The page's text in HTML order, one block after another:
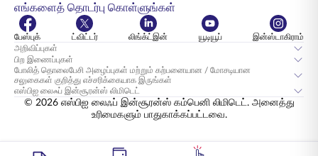
எங்களைத் தொடர்பு கொள்ளுங்கள்
பேஸ்புக் ட்விட்டர் லிங்க்ட்இன் யூடியூப்
இன்ஸ்டாகிராம்
அறிவிப்புகள்
பிற இணைப்புகள்
போலித் தொலைபேசி அழைப்புகள் மற்றும் கற்பனையான / மோசடியான
சலுகைகள் குறித்து எச்சரிக்கையாக இருங்கள்
எஸ்பிஐ லைஃப் இன்சூரன்ஸ் லிமிடெட்
© 2026 எஸ்பிஐ லைஃப் இன்சூரன்ஸ் கம்பெனி லிமிடெட். அனைத்து
உரிமைகளும் பாதுகாக்கப்பட்டவை.